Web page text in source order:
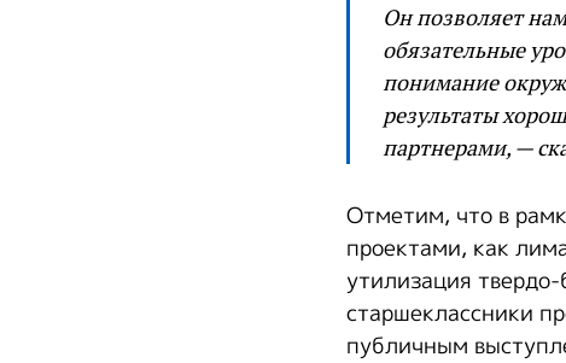
Он позволяет
обязательные
понимание
результаты
партнерами, —
Отметим, что в
проектами, как
утилизация
старшеклассники
публичным